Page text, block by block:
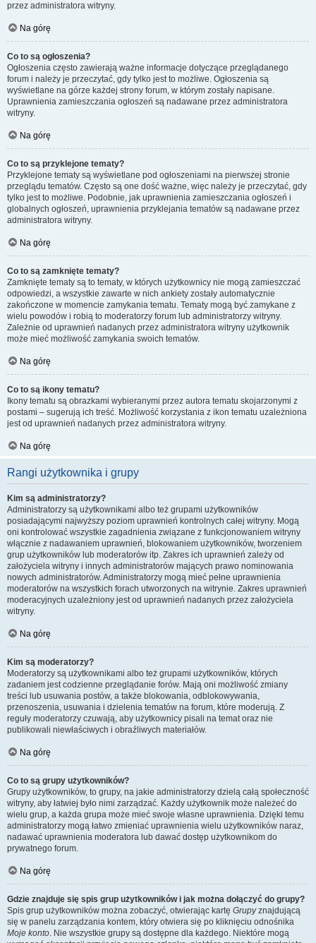
przez administratora witryny.
Na górę
Co to są ogłoszenia?
Ogłoszenia często zawierają ważne informacje dotyczące przeglądanego
forum i należy je przeczytać, gdy tylko jest to możliwe. Ogłoszenia są
wyświetlane na górze każdej strony forum, w którym zostały napisane.
Uprawnienia zamieszczania ogłoszeń są nadawane przez administratora
witryny.
Na górę
Co to są przyklejone tematy?
Przyklejone tematy są wyświetlane pod ogłoszeniami na pierwszej stronie
przeglądu tematów. Często są one dość ważne, więc należy je przeczytać, gdy
tylko jest to możliwe. Podobnie, jak uprawnienia zamieszczania ogłoszeń i
globalnych ogłoszeń, uprawnienia przyklejania tematów są nadawane przez
administratora witryny.
Na górę
Co to są zamknięte tematy?
Zamknięte tematy są to tematy, w których użytkownicy nie mogą zamieszczać
odpowiedzi, a wszystkie zawarte w nich ankiety zostały automatycznie
zakończone w momencie zamykania tematu. Tematy mogą być zamykane z
wielu powodów i robią to moderatorzy forum lub administratorzy witryny.
Zależnie od uprawnień nadanych przez administratora witryny użytkownik
może mieć możliwość zamykania swoich tematów.
Na górę
Co to są ikony tematu?
Ikony tematu są obrazkami wybieranymi przez autora tematu skojarzonymi z
postami – sugerują ich treść. Możliwość korzystania z ikon tematu uzależniona
jest od uprawnień nadanych przez administratora witryny.
Na górę
Rangi użytkownika i grupy
Kim są administratorzy?
Administratorzy są użytkownikami albo też grupami użytkowników
posiadającymi najwyższy poziom uprawnień kontrolnych całej witryny. Mogą
oni kontrolować wszystkie zagadnienia związane z funkcjonowaniem witryny
włącznie z nadawaniem uprawnień, blokowaniem użytkowników, tworzeniem
grup użytkowników lub moderatorów itp. Zakres ich uprawnień zależy od
założyciela witryny i innych administratorów mających prawo nominowania
nowych administratorów. Administratorzy mogą mieć pełne uprawnienia
moderatorów na wszystkich forach utworzonych na witrynie. Zakres uprawnień
moderacyjnych uzależniony jest od uprawnień nadanych przez założyciela
witryny.
Na górę
Kim są moderatorzy?
Moderatorzy są użytkownikami albo też grupami użytkowników, których
zadaniem jest codzienne przeglądanie forów. Mają oni możliwość zmiany
treści lub usuwania postów, a także blokowania, odblokowywania,
przenoszenia, usuwania i dzielenia tematów na forum, które moderują. Z
reguły moderatorzy czuwają, aby użytkownicy pisali na temat oraz nie
publikowali niewłaściwych i obraźliwych materiałów.
Na górę
Co to są grupy użytkowników?
Grupy użytkowników, to grupy, na jakie administratorzy dzielą całą społeczność
witryny, aby łatwiej było nimi zarządzać. Każdy użytkownik może należeć do
wielu grup, a każda grupa może mieć swoje własne uprawnienia. Dzięki temu
administratorzy mogą łatwo zmieniać uprawnienia wielu użytkowników naraz,
nadawać uprawnienia moderatora lub dawać dostęp użytkownikom do
prywatnego forum.
Na górę
Gdzie znajduje się spis grup użytkowników i jak można dołączyć do grupy?
Spis grup użytkowników można zobaczyć, otwierając kartę Grupyznajdującą
się w panelu zarządzania kontem, który otwiera się po kliknięciu odnośnika
Moje konto. Nie wszystkie grupy są dostępne dla każdego. Niektóre mogą